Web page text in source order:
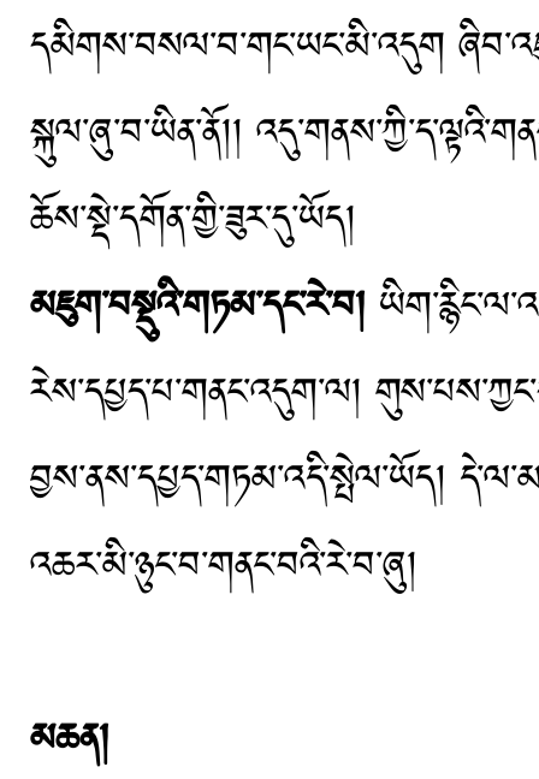
དམིགས་བསལ་བ་གང་ཡང་མི་འདུག
སྐུལ་ཞུ་བ་ཡིན་ནོ།།
ཆོས་སྡེ་དགོན་གྱི་ཟུར་དུ་ཡོད།
མཇུག་བསྡུའི་གཏམ་དང་རེ་བ།
རེས་དཔྱད་པ་གནང་འདུག་ལ།
བྱས་ནས་དཔྱད་གཏམ་འདི་སྤེལ་ཡོད།
འཆར་མི་ཉུང་བ་གནང་བའི་རེ་བ་ཞུ།
མཆན།